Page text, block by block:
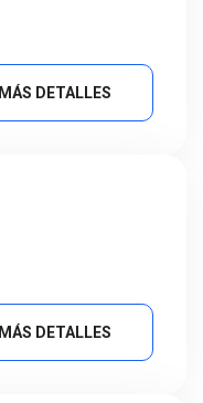
MÁS DETALLES
MÁS DETALLES